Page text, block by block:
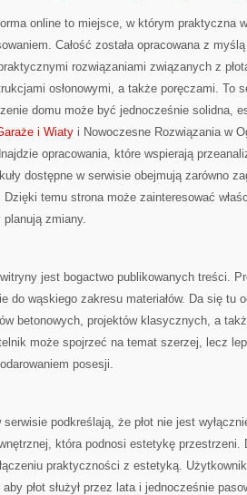
online to miejsce, w którym praktyczna
Całość została opracowana z
rozwiązaniami związanych z
osłonowymi, a także poręczami. To
domu może być jednocześnie solidna,
i Wiaty i Nowoczesne Rozwiązania w
opracowania, które wspierają
dostępne w serwisie obejmują zarówno
temu strona może zainteresować
zmiany.
jest bogactwo publikowanych treści.
do wąskiego zakresu materiałów. Da się tu
betonowych, projektów klasycznych, a
może spojrzeć na temat szerzej, lecz
posesji.
serwisie podkreślają, że płot nie jest
która podnosi estetykę przestrzeni.
praktyczności z estetyką.
płot służył przez lata i jednocześnie